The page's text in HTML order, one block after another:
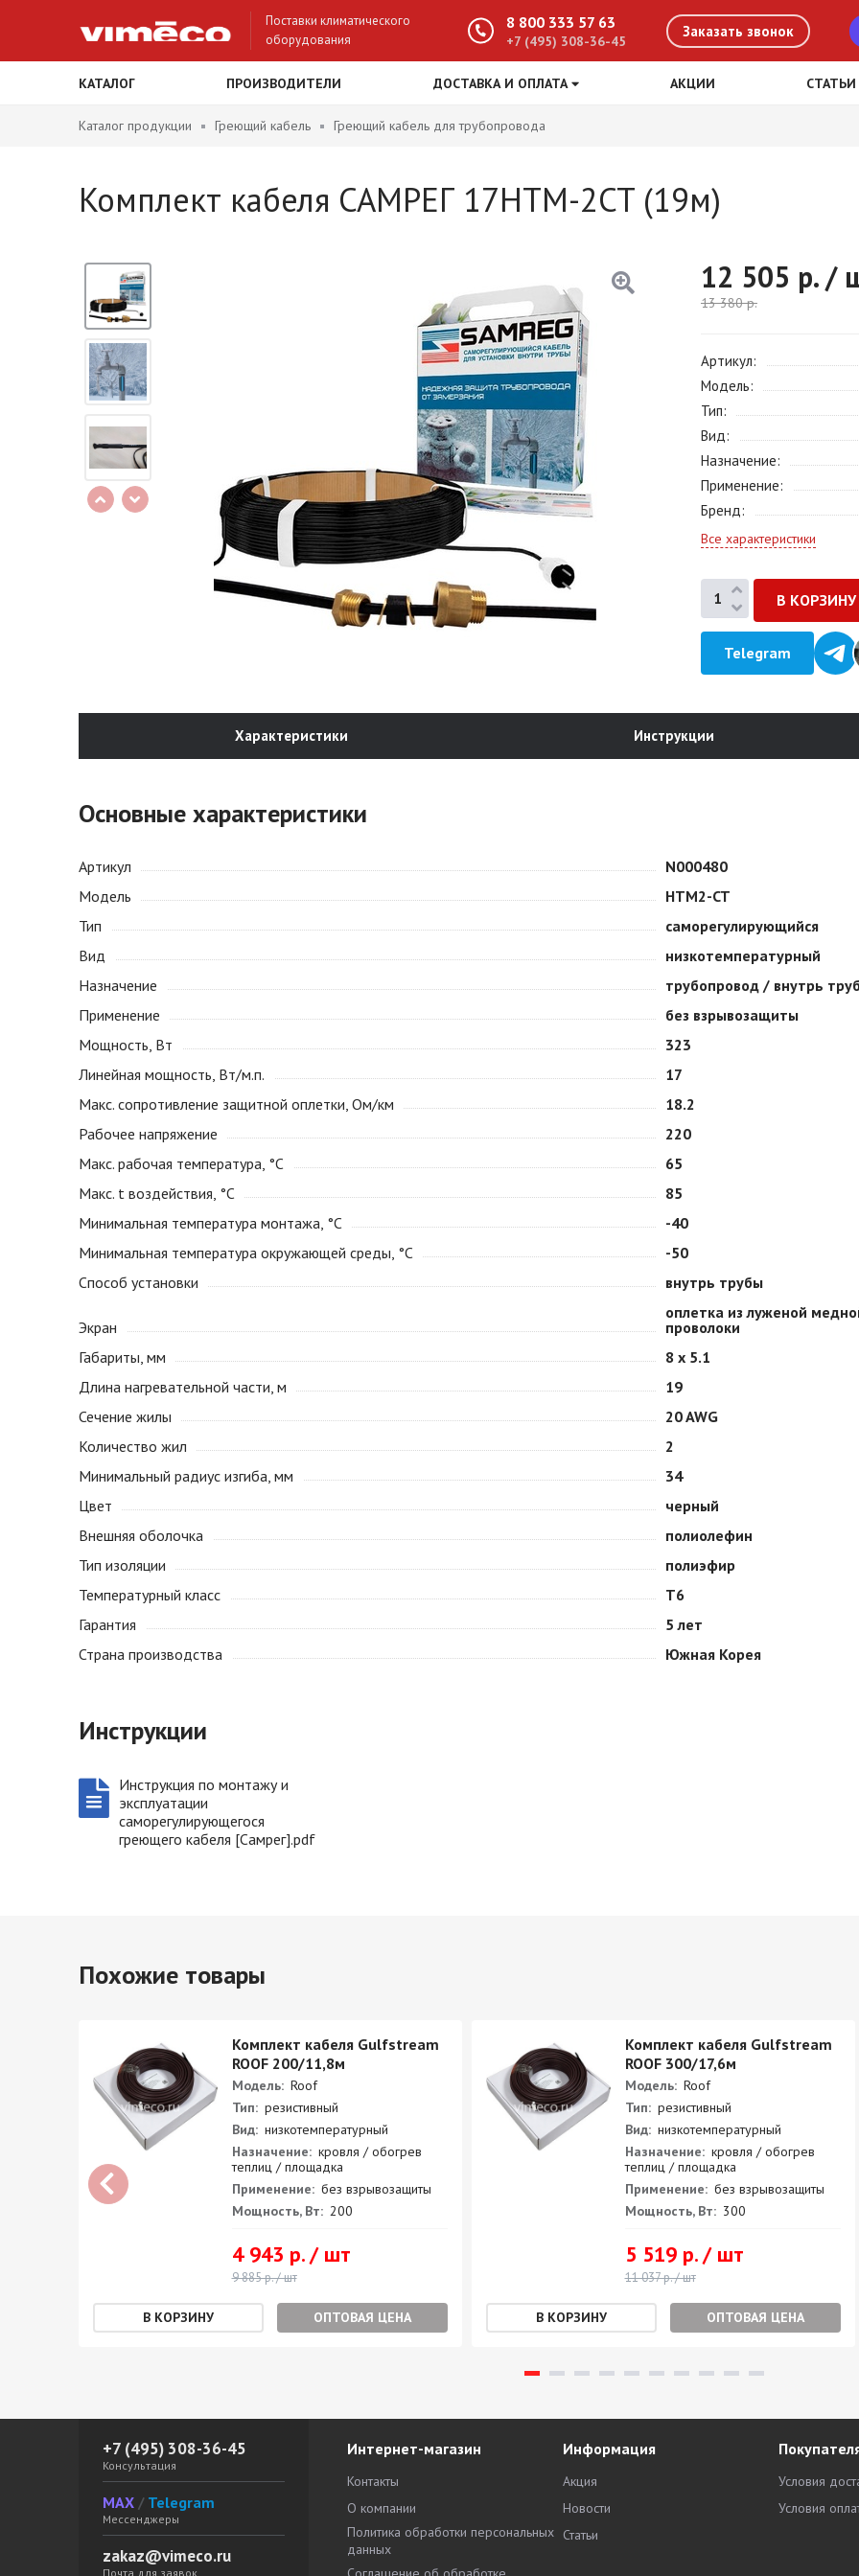
Поставки климатического
оборудования
8 800 333 57 63
+7 (495) 308-36-45
Заказать звонок
КАТАЛОГ ПРОИЗВОДИТЕЛИ ДОСТАВКА И ОПЛАТА АКЦИИ СТАТЬИ
Каталог продукции Греющий кабель Греющий кабель для трубопровода
Комплект кабеля САМРЕГ 17HTM-2CT (19м)
12 505 р. /
13 380р.
Артикул
Модель
Тип
Вид
Назначение
Применение
Бренд
Все характеристики
Telegram
Характеристики Инструкции
Основные характеристики
Артикул
N000480
Модель
HTM2-CT
Тип
саморегулирующийся
Вид
низкотемпературный
Назначение
трубопровод / внутрь
Применение
без взрывозащиты
Мощность, Вт
323
Линейная мощность, Вт/м.п.
17
Макс. сопротивление защитной оплетки, Ом/км
18.2
Рабочее напряжение
220
Макс. рабочая температура, °С
65
Макс. t воздействия, °С
85
Минимальная температура монтажа, °С
-40
Минимальная температура окружающей среды, °С
-50
Способ установки
внутрь трубы
Экран
оплетка из луженой
проволоки
Габариты, мм
8 х 5.1
Длина нагревательной части, м
19
Сечение жилы
20 AWG
Количество жил
2
Минимальный радиус изгиба, мм
34
Цвет
черный
Внешняя оболочка
полиолефин
Тип изоляции
полиэфир
Температурный класс
Т6
Гарантия
5 лет
Страна производства
Южная Корея
Инструкции
Инструкция по монтажу и
эксплуатации
саморегулирующегося
греющего кабеля [Самрег].pdf
Похожие товары
Комплект кабеля Gulfstream
ROOF 200/11,8м
Модель: Roof
Тип: резистивный
Вид: низкотемпературный
Назначение: кровля / обогрев
теплиц / площадка
Применение: без взрывозащиты
Мощность, Вт: 200
4 943 р. / шт
9 885 р. / шт
ОПТОВАЯ ЦЕНА
Комплект кабеля Gulfstream
ROOF 300/17,6м
Модель: Roof
Тип: резистивный
Вид: низкотемпературный
Назначение: кровля / обогрев
теплиц / площадка
Применение: без взрывозащиты
Мощность, Вт: 300
5 519 р. / шт
11 037 р. / шт
ОПТОВАЯ ЦЕНА
+7 (495) 308-36-45
Консультация
MAX / Telegram
Мессенджеры
zakaz@vimeco.ru
Почта для заявок
Интернет-магазин
Контакты
О компании
Политика обработки персональных
данных
Информация
Акция
Новости
Статьи
Условия
Условия